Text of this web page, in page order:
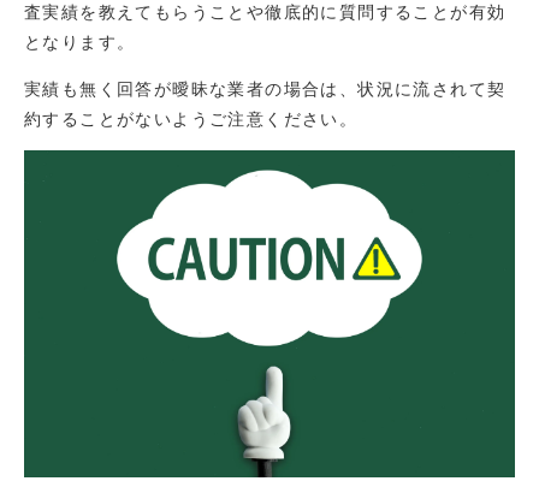
査実績を教えてもらうことや徹底的に質問することが有効
となります。
実績も無く回答が曖昧な業者の場合は、状況に流されて契
約することがないようご注意ください。